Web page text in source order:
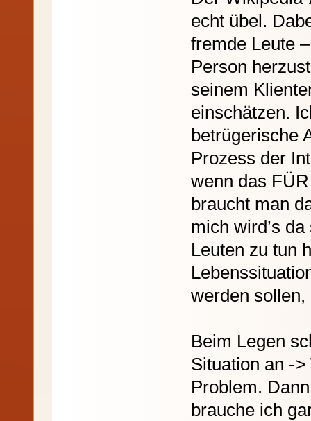
echt übel.
fremde Leute
Person
seinem
einschätzen.
betrügerische
Prozess der
wenn das
braucht man
mich wird’s
Leuten zu tun
werden
Beim Legen
Situation an -
Problem.
brauche ich